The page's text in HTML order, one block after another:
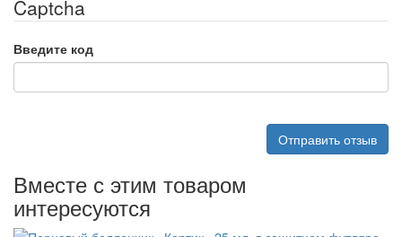
Captcha
Введите код
Отправить отзыв
Вместе с этим товаром
интересуются